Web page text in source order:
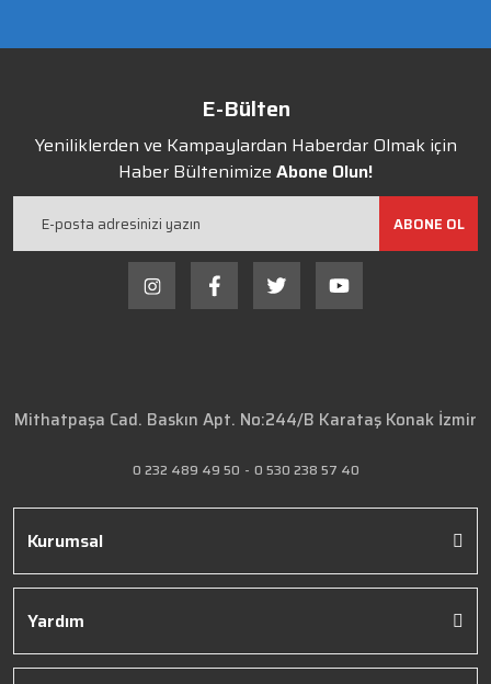
E-Bülten
Yeniliklerden ve Kampaylardan Haberdar Olmak için
Haber Bültenimize Abone Olun!
ABONE OL
Mithatpaşa Cad. Baskın Apt. No:244/B Karataş Konak İzmir
0 232 489 49 50 - 0 530 238 57 40
Kurumsal
Yardım